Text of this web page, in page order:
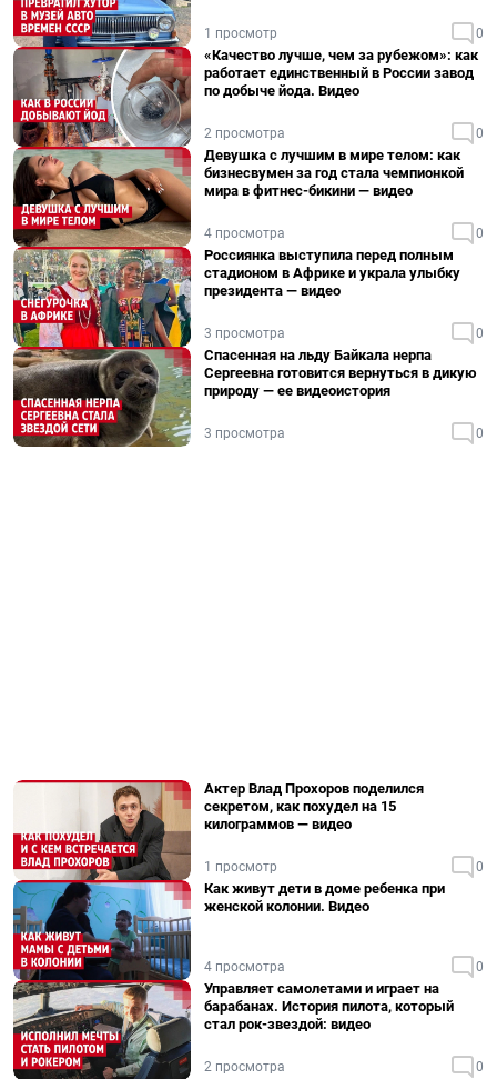
1 просмотр 0
«Качество лучше, чем за рубежом»: как
работает единственный в России завод
по добыче йода. Видео
2 просмотра 0
Девушка с лучшим в мире телом: как
бизнесвумен за год стала чемпионкой
мира в фитнес-бикини — видео
4 просмотра 0
Россиянка выступила перед полным
стадионом в Африке и украла улыбку
президента — видео
3 просмотра 0
Спасенная на льду Байкала нерпа
Сергеевна готовится вернуться в дикую
природу — ее видеоистория
3 просмотра 0
Актер Влад Прохоров поделился
секретом, как похудел на 15
килограммов — видео
1 просмотр 0
Как живут дети в доме ребенка при
женской колонии. Видео
4 просмотра 0
Управляет самолетами и играет на
барабанах. История пилота, который
стал рок-звездой: видео
2 просмотра 0